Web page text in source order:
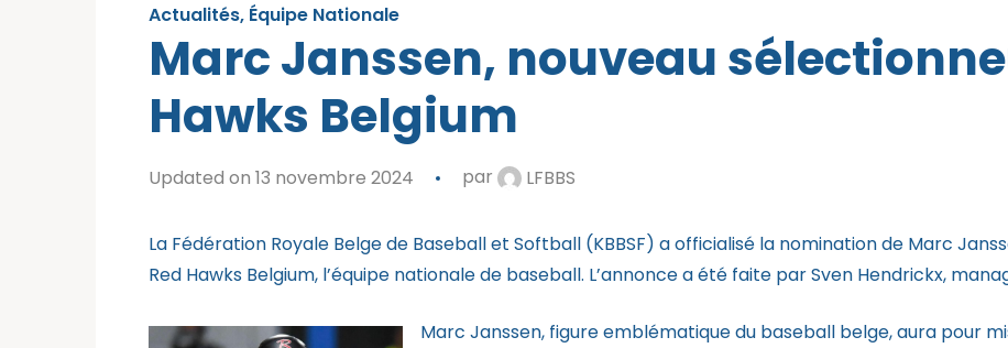
Actualités, Équipe Nationale
Marc Janssen, nouveau
Hawks Belgium
Updated on 13 novembre 2024 par LFBBS
La Fédération Royale Belge de Baseball et Softball (KBBSF) a officialisé la nomination de Marc
Red Hawks Belgium, l’équipe nationale de baseball. L’annonce a été faite par Sven Hendrickx,
Marc Janssen, figure emblématique du baseball belge, aura pour